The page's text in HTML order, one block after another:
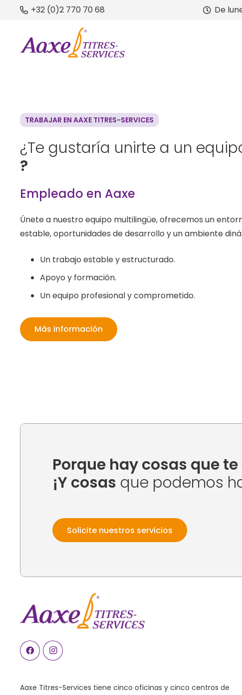
+32 (0)2 770 70 68 De
TRABAJAR EN AAXE TITRES-SERVICES
¿Te gustaría unirte a un
?
Empleado en Aaxe
Únete a nuestro equipo multilingüe, ofrecemos un
estable, oportunidades de desarrollo y un ambiente
Un trabajo estable y estructurado.
Apoyo y formación.
Un equipo profesional y comprometido.
Más información
Porque hay cosas que
¡Y cosas que podemos
Solicite nuestros servicios
Aaxe Titres-Services tiene cinco oficinas y cinco centros de